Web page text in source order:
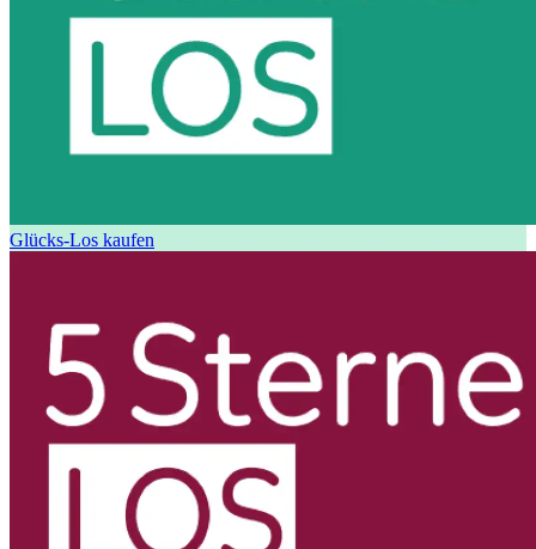
Glücks-Los kaufen